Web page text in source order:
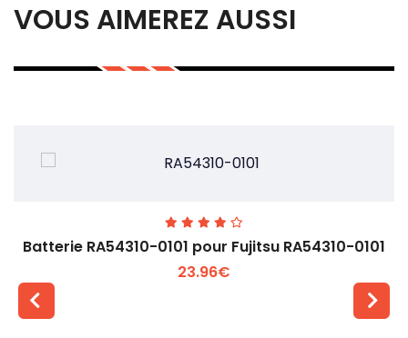
VOUS AIMEREZ AUSSI
Batterie RA54310-0101 pour Fujitsu RA54310-0101
23.96€